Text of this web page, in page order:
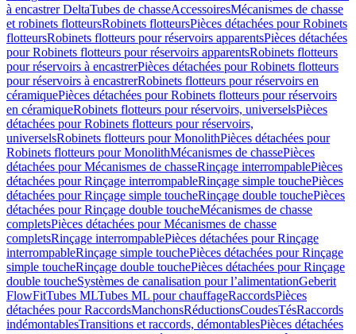
à encastrer DeltaTubes de chasseAccessoiresMécanismes de chasse
et robinets flotteursRobinets flotteursPièces détachées pour Robinets
flotteursRobinets flotteurs pour réservoirs apparentsPièces détachées
pour Robinets flotteurs pour réservoirs apparentsRobinets flotteurs
pour réservoirs à encastrerPièces détachées pour Robinets flotteurs
pour réservoirs à encastrerRobinets flotteurs pour réservoirs en
céramiquePièces détachées pour Robinets flotteurs pour réservoirs
en céramiqueRobinets flotteurs pour réservoirs, universelsPièces
détachées pour Robinets flotteurs pour réservoirs,
universelsRobinets flotteurs pour MonolithPièces détachées pour
Robinets flotteurs pour MonolithMécanismes de chassePièces
détachées pour Mécanismes de chasseRinçage interrompablePièces
détachées pour Rinçage interrompableRinçage simple touchePièces
détachées pour Rinçage simple toucheRinçage double touchePièces
détachées pour Rinçage double toucheMécanismes de chasse
completsPièces détachées pour Mécanismes de chasse
completsRinçage interrompablePièces détachées pour Rinçage
interrompableRinçage simple touchePièces détachées pour Rinçage
simple toucheRinçage double touchePièces détachées pour Rinçage
double toucheSystèmes de canalisation pour l’alimentationGeberit
FlowFitTubes MLTubes ML pour chauffageRaccordsPièces
détachées pour RaccordsManchonsRéductionsCoudesTésRaccords
indémontablesTransitions et raccords, démontablesPièces détachées